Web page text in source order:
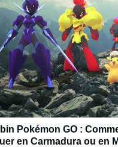
Pokémon GO :
en Carmadura ou en